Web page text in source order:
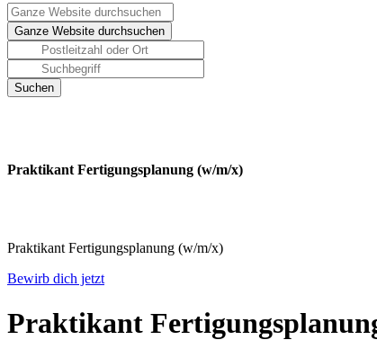
Praktikant Fertigungsplanung (w/m/x)
Praktikant Fertigungsplanung (w/m/x)
Bewirb dich jetzt
Praktikant